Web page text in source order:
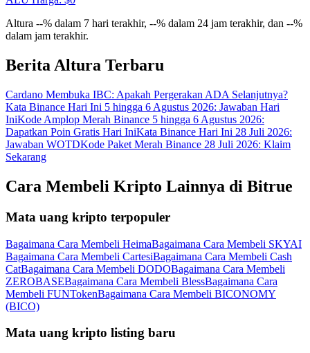
Altura --% dalam 7 hari terakhir, --% dalam 24 jam terakhir, dan --%
dalam jam terakhir.
Berita Altura Terbaru
Cardano Membuka IBC: Apakah Pergerakan ADA Selanjutnya?
Kata Binance Hari Ini 5 hingga 6 Agustus 2026: Jawaban Hari
IniKode Amplop Merah Binance 5 hingga 6 Agustus 2026:
Dapatkan Poin Gratis Hari IniKata Binance Hari Ini 28 Juli 2026:
Jawaban WOTDKode Paket Merah Binance 28 Juli 2026: Klaim
Sekarang
Cara Membeli Kripto Lainnya di Bitrue
Mata uang kripto terpopuler
Bagaimana Cara Membeli HeimaBagaimana Cara Membeli SKYAI
Bagaimana Cara Membeli CartesiBagaimana Cara Membeli Cash
CatBagaimana Cara Membeli DODOBagaimana Cara Membeli
ZEROBASEBagaimana Cara Membeli BlessBagaimana Cara
Membeli FUNTokenBagaimana Cara Membeli BICONOMY
(BICO)
Mata uang kripto listing baru